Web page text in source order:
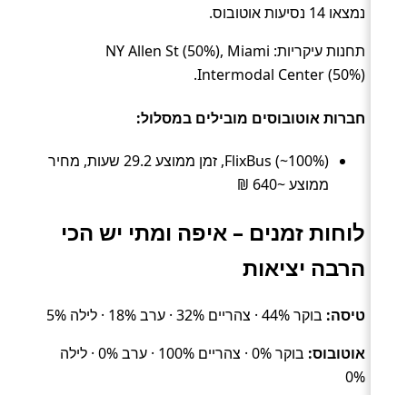
נמצאו 14 נסיעות אוטובוס.
תחנות עיקריות: NY Allen St (50%), Miami
Intermodal Center (50%).
חברות אוטובוסים מובילים במסלול:
FlixBus (~100%), זמן ממוצע 29.2 שעות, מחיר
ממוצע ~640 ₪
לוחות זמנים – איפה ומתי יש הכי
הרבה יציאות
טיסה: בוקר 44% · צהריים 32% · ערב 18% · לילה 5%
אוטובוס:
בוקר 0% · צהריים 100% · ערב 0% · לילה
0%